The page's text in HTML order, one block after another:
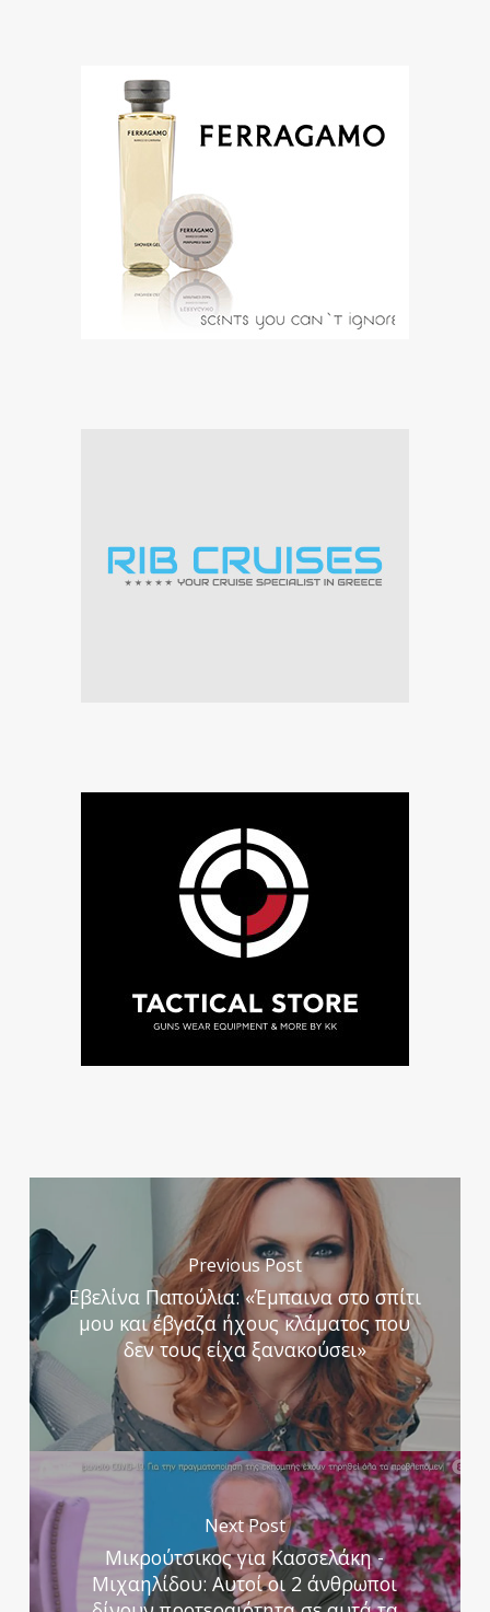
Previous Post
Εβελίνα Παπούλια: «Έμπαινα στο σπίτι
μου και έβγαζα ήχους κλάματος που
δεν τους είχα ξανακούσει»
Next Post
Μικρούτσικος για Κασσελάκη -
Μιχαηλίδου: Αυτοί οι 2 άνθρωποι